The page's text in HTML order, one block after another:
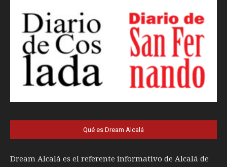
Qué es Dream Alcalá
Dream Alcalá es el referente informativo de Alcalá de